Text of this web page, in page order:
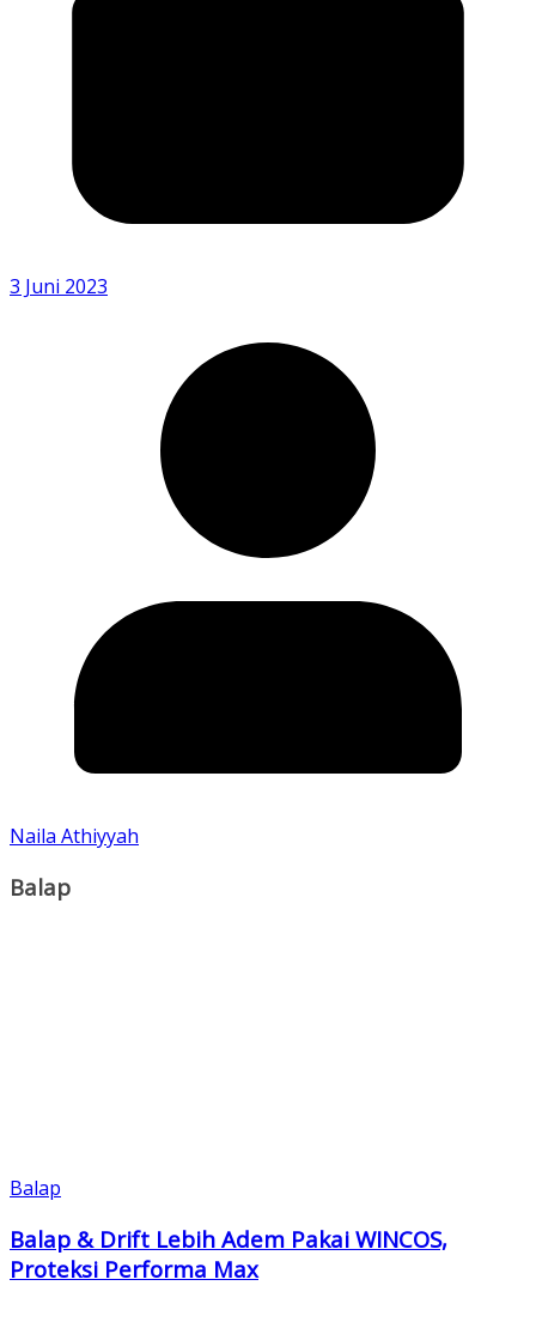
3 Juni 2023
Naila Athiyyah
Balap
Balap
Balap & Drift Lebih Adem Pakai WINCOS,
Proteksi Performa Max